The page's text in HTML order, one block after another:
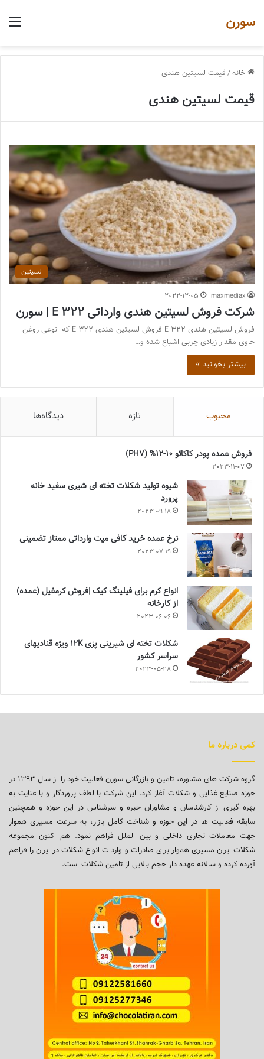
سورن
خانه/ قیمت لسیتین هندی
قیمت لسیتین هندی
لسیتین
maxmediax
2022-12-05
شرکت فروش لسیتین هندی وارداتی E 322 | سورن
فروش لسیتین هندی E 322 فروش لسیتین هندی E 322 که نوعی روغن
حاوی مقدار زیادی چربی اشباع شده و…
بیشتر بخوانید »
محبوب تازه دیدگاه‌ها
فروش عمده پودر کاکائو 10-12% (PH7)
2023-11-07
شیوه تولید شکلات تخته ای شیری سفید خانه
پرورد
2023-09-18
نرخ عمده خرید کافی میت وارداتی ممتاز تضمینی
2023-07-19
انواع کرم برای فیلینگ کیک |فروش کرمفیل (عمده)
از کارخانه
2023-06-06
شکلات تخته ای شیرینی پزی 12K ویژه قنادیهای
سراسر کشور
2023-05-28
کمی درباره ما
گروه شرکت های مشاوره، تامین و بازرگانی سورن فعالیت خود را از سال ۱۳۹۳ در
حوزه صنایع غذایی و شکلات آغاز کرد. این شرکت با لطف پروردگار و با عنایت به
بهره گیری از کارشناسان و مشاوران خبره و سرشناس در این حوزه و همچنین
سابقه فعالیت ها در این حوزه و شناخت کامل بازار، به سرعت مسیری هموار
جهت معاملات تجاری داخلی و بین الملل فراهم نمود. هم اکنون مجموعه
شکلات ایران مسیری هموار برای صادرات و واردات انواع شکلات در ایران را فراهم
آورده کرده و سالانه عهده دار حجم بالایی از تامین شکلات است.